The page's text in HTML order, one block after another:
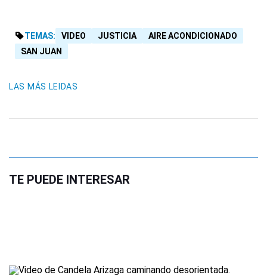
TEMAS: VIDEO JUSTICIA
AIRE ACONDICIONADO
SAN JUAN
LAS MÁS LEIDAS
TE PUEDE INTERESAR